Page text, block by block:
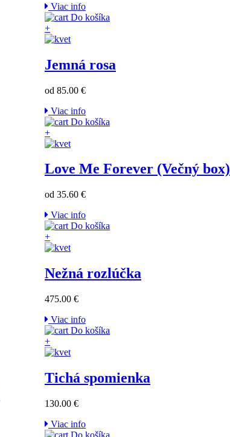
Viac info
Do košíka
+
Jemná rosa
od 85.00 €
Viac info
Do košíka
+
Love Me Forever (Večný box)
od 35.60 €
Viac info
Do košíka
+
Nežná rozlúčka
475.00 €
Viac info
Do košíka
+
Tichá spomienka
130.00 €
Viac info
Do košíka